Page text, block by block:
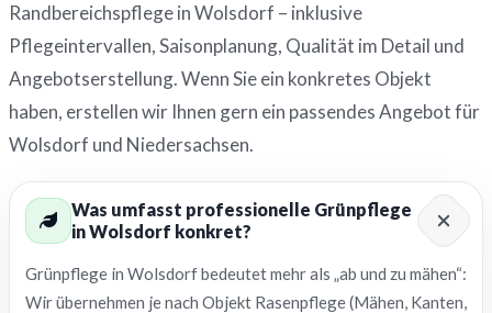
Randbereichspflege in Wolsdorf – inklusive
Pflegeintervallen, Saisonplanung, Qualität im Detail und
Angebotserstellung. Wenn Sie ein konkretes Objekt
haben, erstellen wir Ihnen gern ein passendes Angebot für
Wolsdorf und Niedersachsen.
Was umfasst professionelle Grünpflege
in Wolsdorf konkret?
Grünpflege in Wolsdorf bedeutet mehr als „ab und zu mähen“:
Wir übernehmen je nach Objekt Rasenpflege (Mähen, Kanten,